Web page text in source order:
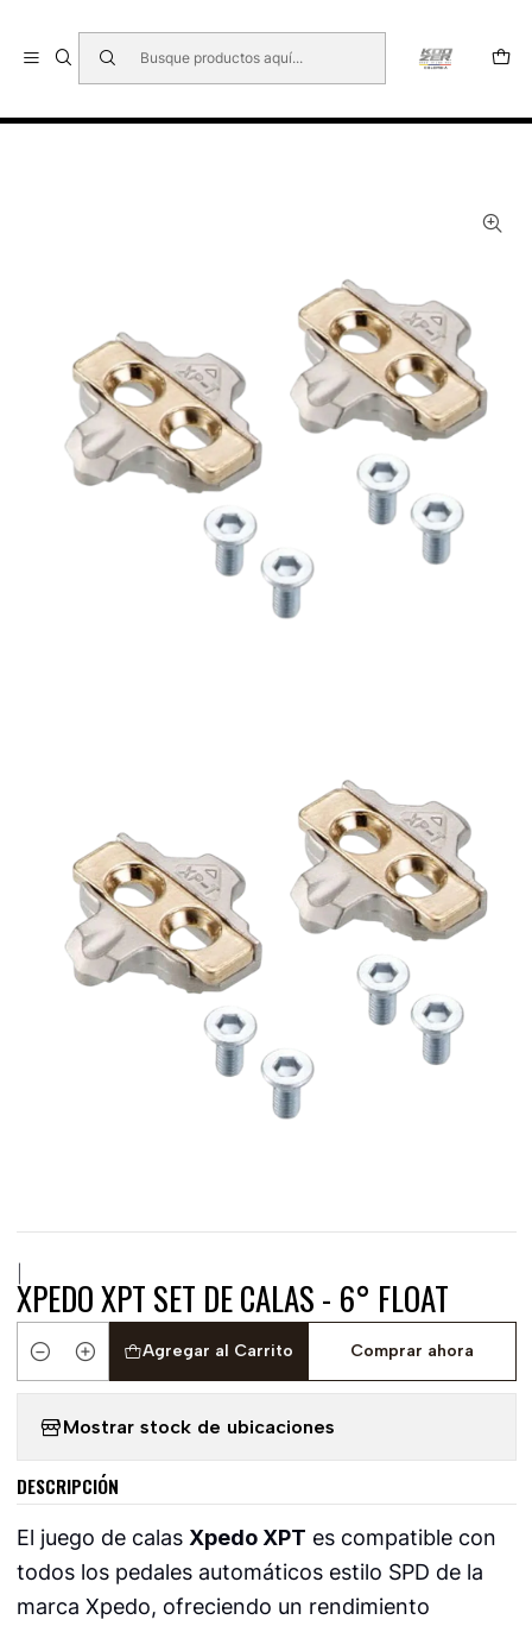
🇺🇸 🇧🇷 🇲🇽 🇦🇷 🇨🇱 🇵🇪 🇪🇨 🇨🇷 🇵🇦 🇧🇴 🇵🇾
XPEDO XPT SET DE CALAS - 6° FLOAT
Cantidad
Agregar al Carrito Comprar ahora
Mostrar stock de ubicaciones
DESCRIPCIÓN
El juego de calas Xpedo XPT es compatible con
todos los pedales automáticos estilo SPD de la
marca Xpedo, ofreciendo un rendimiento